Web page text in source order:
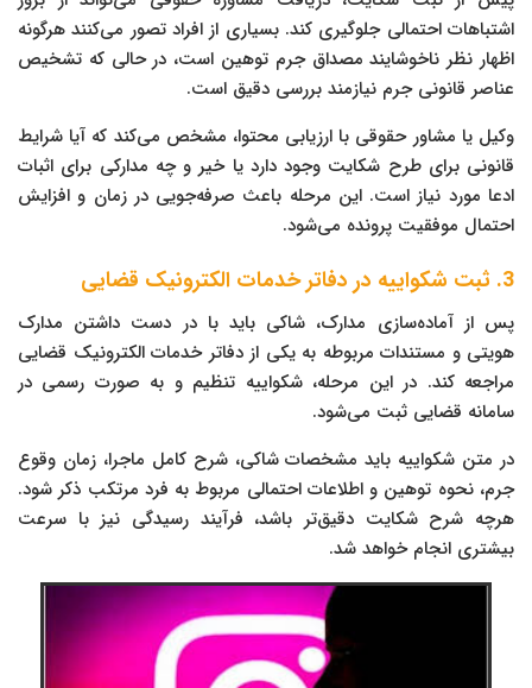
اشتباهات احتمالی جلوگیری کند. بسیاری از افراد تصور می‌کنند هرگونه
اظهار نظر ناخوشایند مصداق جرم توهین است، در حالی که تشخیص
عناصر قانونی جرم نیازمند بررسی دقیق است.
وکیل یا مشاور حقوقی با ارزیابی محتوا، مشخص می‌کند که آیا شرایط
قانونی برای طرح شکایت وجود دارد یا خیر و چه مدارکی برای اثبات
ادعا مورد نیاز است. این مرحله باعث صرفه‌جویی در زمان و افزایش
احتمال موفقیت پرونده می‌شود.
3. ثبت شکواییه در دفاتر خدمات الکترونیک قضایی
پس از آماده‌سازی مدارک، شاکی باید با در دست داشتن مدارک
هویتی و مستندات مربوطه به یکی از دفاتر خدمات الکترونیک قضایی
مراجعه کند. در این مرحله، شکواییه تنظیم و به صورت رسمی در
سامانه قضایی ثبت می‌شود.
در متن شکواییه باید مشخصات شاکی، شرح کامل ماجرا، زمان وقوع
جرم، نحوه توهین و اطلاعات احتمالی مربوط به فرد مرتکب ذکر شود.
هرچه شرح شکایت دقیق‌تر باشد، فرآیند رسیدگی نیز با سرعت
بیشتری انجام خواهد شد.